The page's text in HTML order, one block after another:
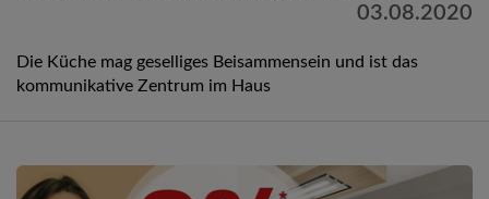
03.08.2020
Die Küche mag geselliges Beisammensein und ist das
kommunikative Zentrum im Haus